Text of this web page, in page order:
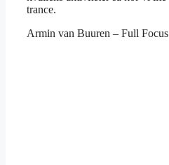
trance.
Armin van Buuren – Full Focus